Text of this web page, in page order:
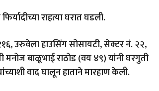
राहत्या घरात घडली.
उरुवेला हाउसिंग सोसायटी, सेक्टर नं. २२,
मनोज बाळूभाई राठोड (वय ४९) यांनी घरगुती
वाद घालून हाताने मारहाण केली.